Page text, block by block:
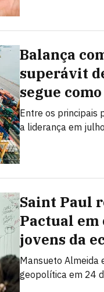
Balança
superávit
segue
Entre os principais
a liderança em julho
Saint Paul
Pactual
jovens da
Mansueto Almeida
geopolítica em 24